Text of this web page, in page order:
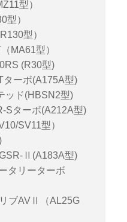
型）
型）
型）
MA61型）
(R30型)
ターボ(A175A型)
ッド(HBSN2型)
Sターボ(A212A型)
SV11型）
Ⅱ(A183A型)
タリーターボ
ブAVⅡ（AL25G